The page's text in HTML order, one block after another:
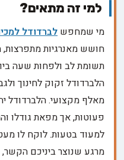
למי זה מתאים?
מי שמחפש לברדודל
חושש מאנרגיות
תשומת לב ולפחות שעה
הלברדודל זקוק לחינוך
מאלף מקצועי. הלברדודל
פעוטות, אך מפאת גודלו
למעוד בטעות. לוקח לו
מרגע שנוצר ביניכם